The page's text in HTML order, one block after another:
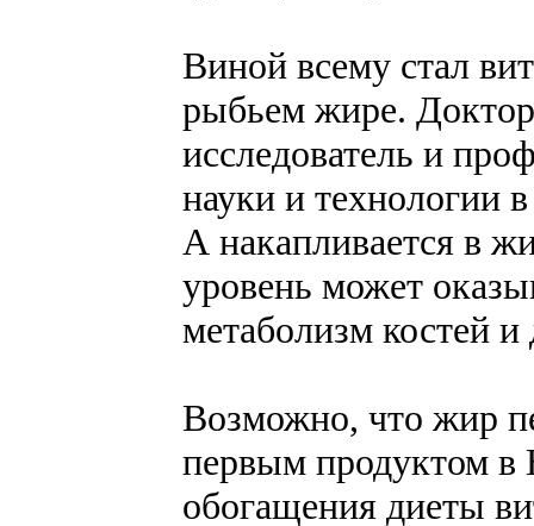
Виной всему стал
рыбьем жире.
исследователь и
науки и технологии
А накапливается в
уровень может
метаболизм костей
Возможно, что жир
первым продуктом в
обогащения диеты